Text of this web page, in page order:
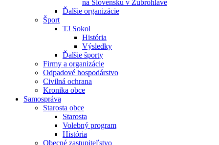
na Slovensku v Zubrohlave
Ďalšie organizácie
Šport
TJ Sokol
História
Výsledky
Ďalšie športy
Firmy a organizácie
Odpadové hospodárstvo
Civilná ochrana
Kronika obce
Samospráva
Starosta obce
Starosta
Volebný program
História
Obecné zastupiteľstvo